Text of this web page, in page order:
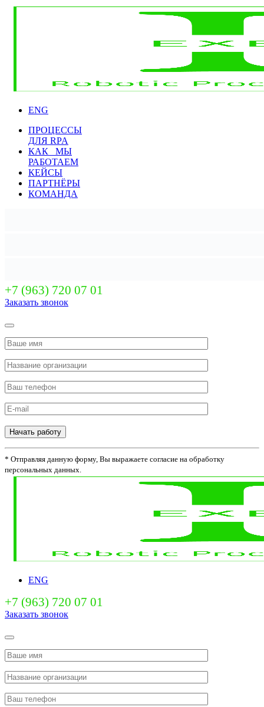
ENG
ПРОЦЕССЫ
ДЛЯ RPA
КАК МЫ
РАБОТАЕМ
КЕЙСЫ
ПАРТНЁРЫ
КОМАНДА
+7 (963) 720 07 01
Заказать звонок
Начать работу
* Отправляя данную форму, Вы выражаете согласие на обработку
персональных данных.
ENG
+7 (963) 720 07 01
Заказать звонок